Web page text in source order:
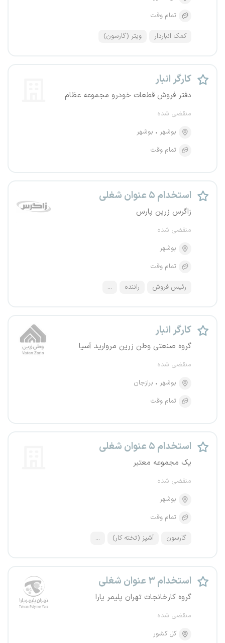
تمام وقت
کمک انباردار ویتر (گارسون)
کارگر انبار
دفتر فروش قطعات خودرو مجموعه عظام
منقضی شده
بوشهر
بوشهر
تمام وقت
استخدام ۵ عنوان شغلی
زاگرس زرین پارس
منقضی شده
بوشهر
تمام وقت
رئیس فروش راننده ...
کارگر انبار
گروه صنعتی وطن زرین مروارید آسیا
منقضی شده
بوشهر
برازجان
تمام وقت
استخدام ۵ عنوان شغلی
یک مجموعه معتبر
منقضی شده
بوشهر
تمام وقت
گارسون آشپز (تخته کار) ...
استخدام ۳ عنوان شغلی
گروه کارخانجات تهران پلیمر یارا
منقضی شده
کل کشور